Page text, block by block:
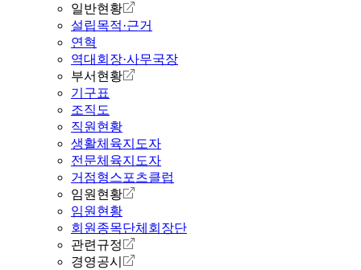
일반현황
설립목적·근거
연혁
역대회장·사무국장
부서현황
기구표
조직도
직원현황
생활체육지도자
전문체육지도자
거점형스포츠클럽
임원현황
임원현황
회원종목단체회장단
관련규정
경영공시